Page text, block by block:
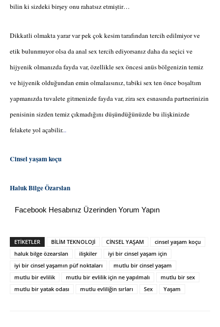
bilin ki sizdeki birşey onu rahatsız etmiştir…
Dikkatli olmakta yarar var pek çok kesim tarafından tercih edilmiyor ve
etik bulunmuyor olsa da anal sex tercih ediyorsanız daha da seçici ve
hijyenik olmanızda fayda var, özellikle sex öncesi anüs bölgenizin temiz
ve hijyenik olduğundan emin olmalaısınız, tabiki sex ten önce boşaltım
yapmanızda tuvalete gitmenizde fayda var, zira sex esnasında partnerinizin
penisinin sizden temiz çıkmadığını düşündüğünüzde bu ilişkinizde
felakete yol açabilir...
Cinsel yaşam koçu
Haluk Bilge Özarslan
Facebook Hesabınız Üzerinden Yorum Yapın
ETİKETLER BİLİM TEKNOLOJİ CİNSEL YAŞAM
cinsel yaşam koçu
haluk bilge özearslan
ilişkiler
iyi bir cinsel yaşam için
iyi bir cinsel yaşamın püf noktaları
mutlu bir cinsel yaşam
mutlu bir evlilik
mutlu bir evlilik için ne yapılmalı
mutlu bir sex
mutlu bir yatak odası
mutlu evliliğin sırları Sex Yaşam